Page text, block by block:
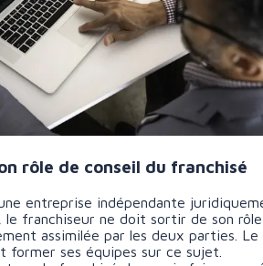
rôle de conseil du franchisé
entreprise indépendante
le franchiseur ne doit sortir de son
assimilée par les deux parties.
former ses équipes sur ce sujet.